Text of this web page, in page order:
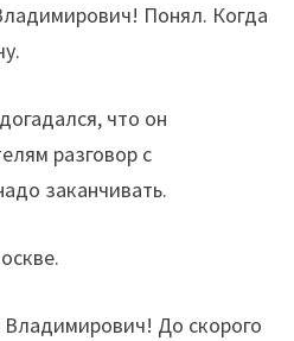
Понял. Когда
что он
разговор с
заканчивать.
До скорого